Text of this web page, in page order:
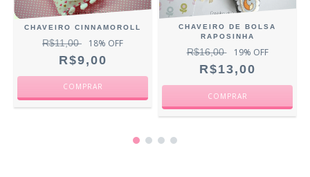
CHAVEIRO CINNAMOROLL
R$11,00 18% OFF
R$9,00
CHAVEIRO DE BOLSA
RAPOSINHA
R$16,00 19% OFF
R$13,00